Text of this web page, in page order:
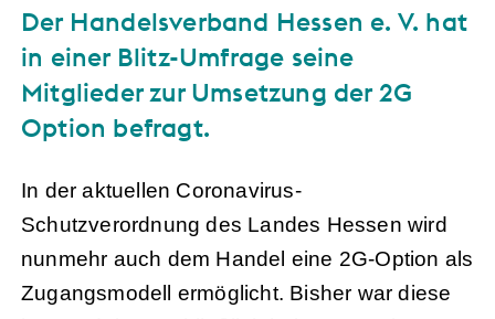
Der Handelsverband Hessen e. V. hat
in einer Blitz-Umfrage seine
Mitglieder zur Umsetzung der 2G
Option befragt.
In der aktuellen Coronavirus-
Schutzverordnung des Landes Hessen wird
nunmehr auch dem Handel eine 2G-Option als
Zugangsmodell ermöglicht. Bisher war diese